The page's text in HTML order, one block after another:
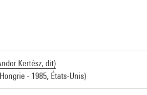
Kertész, dit)
- 1985, États-Unis)